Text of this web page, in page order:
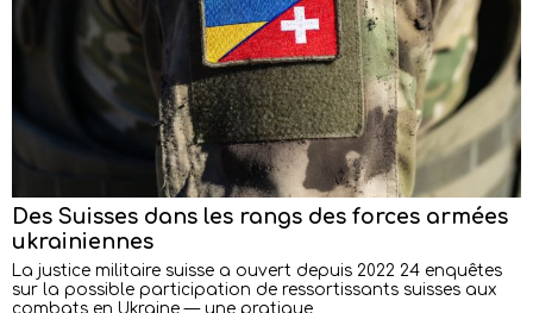
Des Suisses dans les rangs des forces armées
ukrainiennes
La justice militaire suisse a ouvert depuis 2022 24 enquêtes
sur la possible participation de ressortissants suisses aux
combats en Ukraine — une pratique